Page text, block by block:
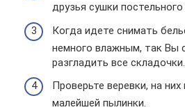
друзья сушки постельного
Когда идете снимать
немного влажным, так Вы
разгладить все складочки.
Проверьте веревки, на
малейшей пылинки.